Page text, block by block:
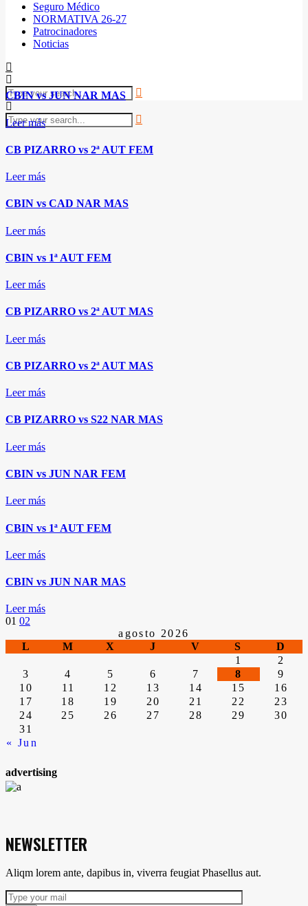
Seguro Médico
NORMATIVA 26-27
Patrocinadores
Noticias
CBIN vs JUN NAR MAS
Leer más
CB PIZARRO vs 2ª AUT FEM
Leer más
CBIN vs CAD NAR MAS
Leer más
CBIN vs 1ª AUT FEM
Leer más
CB PIZARRO vs 2ª AUT MAS
Leer más
CB PIZARRO vs 2ª AUT MAS
Leer más
CB PIZARRO vs S22 NAR MAS
Leer más
CBIN vs JUN NAR FEM
Leer más
CBIN vs 1ª AUT FEM
Leer más
CBIN vs JUN NAR MAS
Leer más
Paginación
de
entradas
01 02
agosto 2026
L
M X J V S D
« Jun
1
2
3
4 5 6 7 8
9
10
11 12 13 14 15
16
17
18 19 20 21 22
23
24
25 26 27 28 29
30
31
advertising
NEWSLETTER
Aliqm lorem ante, dapibus in, viverra feugiat Phasellus aut.